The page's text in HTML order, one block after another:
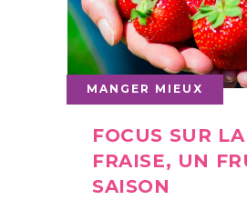
MANGER MIEUX
FOCUS SUR LA
FRAISE, UN
SAISON